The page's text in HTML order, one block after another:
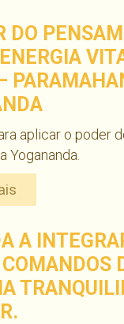
DO
aplicar o poder
Yogananda.
A